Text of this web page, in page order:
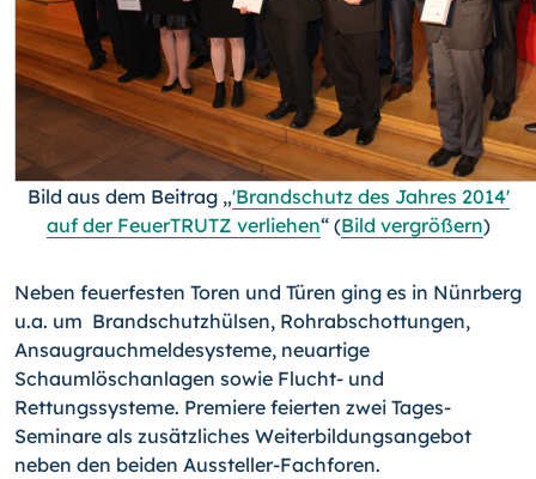
Bild aus dem Beitrag „'Brandschutz des Jahres 2014'
auf der FeuerTRUTZ verliehen“ (Bild vergrößern)
Neben feuerfesten Toren und Türen ging es in Nünrberg
u.a. um Brandschutzhülsen, Rohrabschottungen,
Ansaugrauchmeldesysteme, neuartige
Schaumlöschanlagen sowie Flucht- und
Rettungssysteme. Premiere feierten zwei Tages-
Seminare als zusätzliches Weiterbildungsangebot
neben den beiden Aussteller-Fachforen.